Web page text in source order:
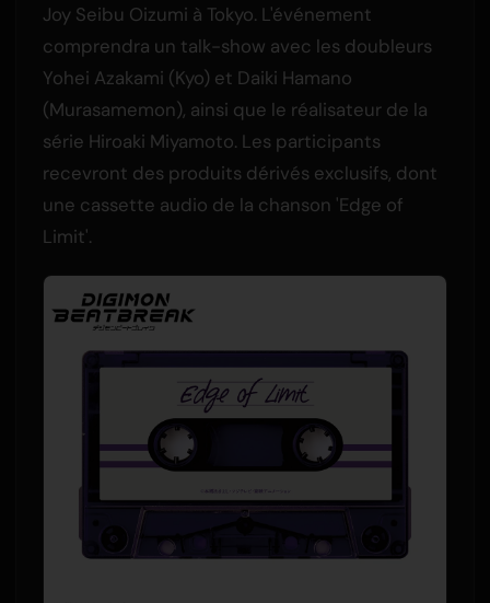
Joy Seibu Oizumi à Tokyo. L'événement
comprendra un talk-show avec les doubleurs
Yohei Azakami (Kyo) et Daiki Hamano
(Murasamemon), ainsi que le réalisateur de la
série Hiroaki Miyamoto. Les participants
recevront des produits dérivés exclusifs, dont
une cassette audio de la chanson 'Edge of
Limit'.